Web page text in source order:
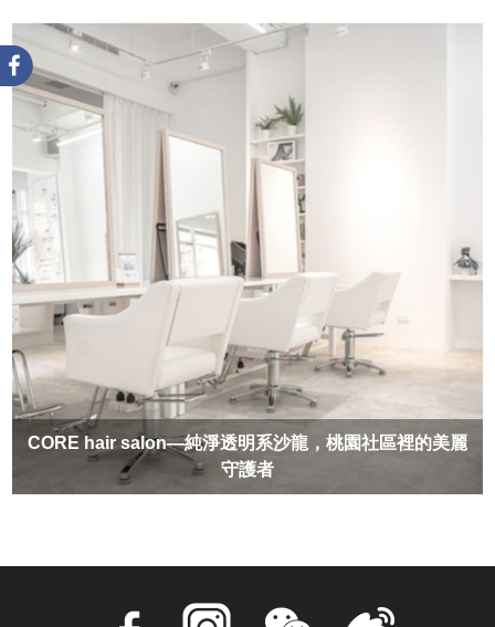
CORE hair salon—純淨透明系沙龍，桃園社區裡的美麗
守護者